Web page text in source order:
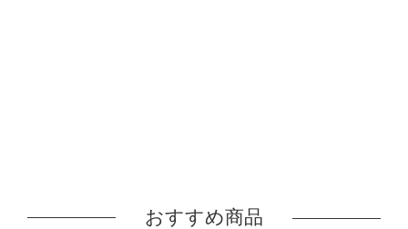
おすすめ商品